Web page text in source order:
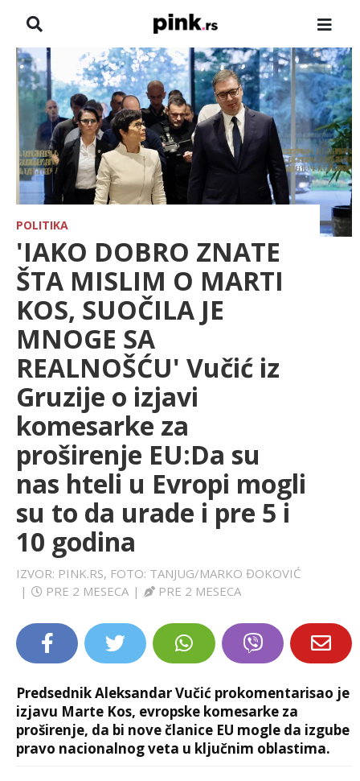
NASLOVNA
VESTI
ZADRUGA
SHOWBIZ
HRONIKA
PINKOVE ZVEZDE
ODEON
SPORT
LIFESTYLE
EXTRA
POLITIKA
'IAKO DOBRO ZNATE
ŠTA MISLIM O MARTI
KOS, SUOČILA JE
MNOGE SA
REALNOŠĆU' Vučić iz
Gruzije o izjavi
komesarke za
proširenje EU:Da su
nas hteli u Evropi mogli
su to da urade i pre 5 i
10 godina
IZVOR: PINK.RS, FOTO: TANJUG/MARKO ĐOKOVIĆ
|
PRE 2 MESECA | PRE 2 MESECA
Predsednik Aleksandar Vučić prokomentarisao je
izjavu Marte Kos, evropske komesarke za
proširenje, da bi nove članice EU mogle da izgube
pravo nacionalnog veta u ključnim oblastima.